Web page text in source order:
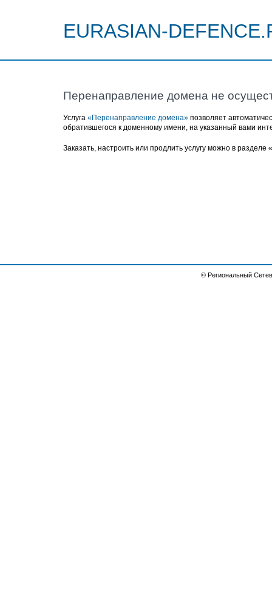
EURASIAN-
Перенаправление домена не
Услуга «Перенаправление домена» позволяет
обратившегося к доменному имени, на указанный вами
Заказать, настроить или продлить услугу можно в разделе
© Региональный